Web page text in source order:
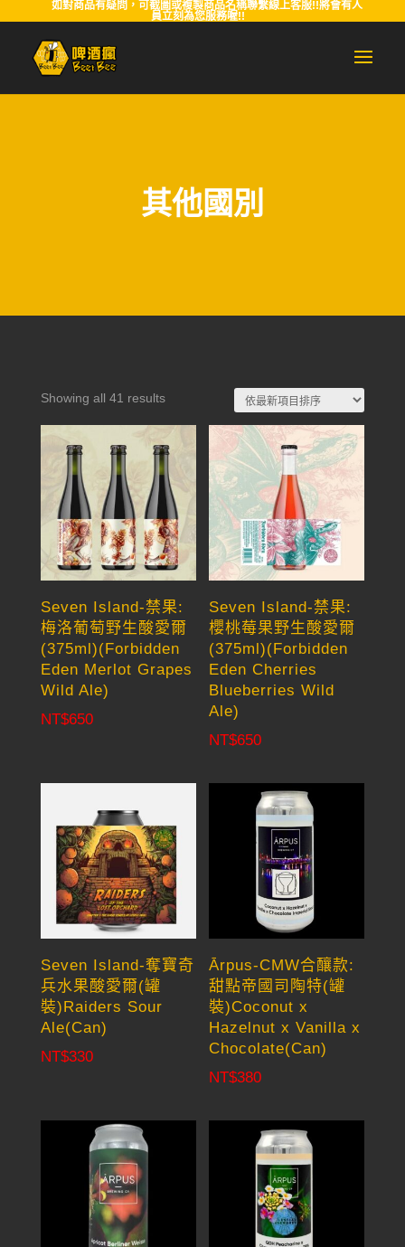
如對商品有疑問，可截圖或複製商品名稱聯繫線上客服!!將會有人
員立刻為您服務喔!!
其他國別
Showing all 41 resultsSorted
Seven Island-禁果:
梅洛葡萄野生酸愛爾
(375ml)(Forbidden
Eden Merlot Grapes
Wild Ale)
NT$650
Seven Island-禁果:
櫻桃莓果野生酸愛爾
(375ml)(Forbidden
Eden Cherries
Blueberries Wild
Ale)
NT$650
Seven Island-奪寶奇
兵水果酸愛爾(罐
裝)Raiders Sour
Ale(Can)
NT$330
Ārpus-CMW合釀款:
甜點帝國司陶特(罐
裝)Coconut x
Hazelnut x Vanilla x
Chocolate(Can)
NT$380